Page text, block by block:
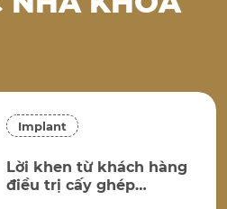
Implant
Lời khen từ khách hàng
điều trị cấy ghép